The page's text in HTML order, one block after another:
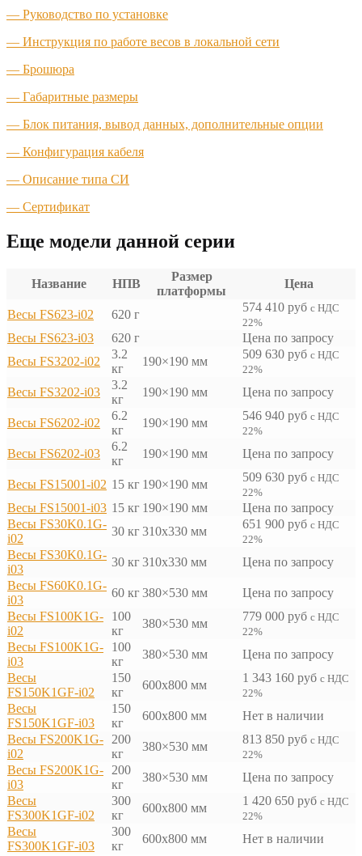
— Руководство по установке
— Инструкция по работе весов в локальной сети
— Брошюра
— Габаритные размеры
— Блок питания, вывод данных, дополнительные опции
— Конфигурация кабеля
— Описание типа СИ
— Сертификат
Еще модели данной серии
Название НПВ
Размер
платформы
Цена
Весы FS623-i02 620 г
574 410 руб с НДС
22%
Весы FS623-i03 620 г
Цена по запросу
Весы FS3202-i02
3.2
кг
190×190 мм
509 630 руб с НДС
22%
Весы FS3202-i03
3.2
кг
190×190 мм Цена по запросу
Весы FS6202-i02
6.2
кг
190×190 мм
546 940 руб с НДС
22%
Весы FS6202-i03
6.2
кг
190×190 мм Цена по запросу
Весы FS15001-i02 15 кг 190×190 мм
509 630 руб с НДС
22%
Весы FS15001-i03 15 кг 190×190 мм
Цена по запросу
Весы FS30K0.1G-
i02
30 кг 310х330 мм
651 900 руб с НДС
22%
Весы FS30K0.1G-
i03
30 кг 310х330 мм
Цена по запросу
Весы FS60K0.1G-
i03
60 кг 380×530 мм
Цена по запросу
Весы FS100K1G-
i02
100
кг
380×530 мм
779 000 руб с НДС
22%
Весы FS100K1G-
i03
100
кг
380×530 мм
Цена по запросу
Весы
FS150K1GF-i02
150
кг
600x800 мм
1 343 160 руб с НДС
22%
Весы
FS150K1GF-i03
150
кг
600x800 мм
Нет в наличии
Весы FS200K1G-
i02
200
кг
380×530 мм
813 850 руб с НДС
22%
Весы FS200K1G-
i03
200
кг
380×530 мм
Цена по запросу
Весы
FS300K1GF-i02
300
кг
600x800 мм
1 420 650 руб с НДС
22%
Весы
FS300K1GF-i03
300
кг
600x800 мм Нет в наличии